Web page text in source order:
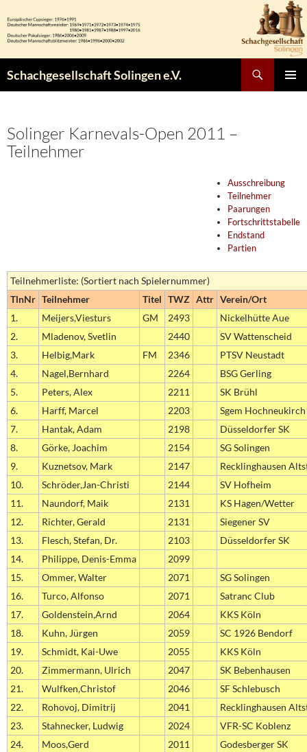
Inhalt
springen
Schachgesellschaft Solingen e.V.
Solinger Karnevals-Open 2011 –
Teilnehmer
Ausschreibung
Teilnehmer
Paarungen
Fortschrittstabelle
Endstand
Partien
Teilnehmerliste: (Sortiert nach Spielernummer)
TlnNr Teilnehmer Titel TWZ Attr Verein/Ort
1.
Meijers,Viesturs GM 2493
Nickelhütte Aue
2.
Mladenov, Svetlin 2440
SV Wattenscheid
3.
Helbig,Mark FM 2346
PTSV Neustadt
4.
Nagel,Bernhard 2264
BSG Gerling
5.
Peters, Alex 2211
SK Brühl
6.
Harff, Marcel 2203
Sgem Hochneukirch
7.
Hantak, Adam 2198
Düsseldorfer SK
8.
Görke, Joachim 2154
SG Solingen
9.
Kuznetsov, Mark 2147
Recklinghausen
10.
Schröder,Jan-Christi 2144
SV Hofheim
11.
Naundorf, Maik 2131
KS Hagen/Wetter
12.
Richter, Gerald 2131
Siegener SV
13.
Flesch, Stefan, Dr. 2103
Düsseldorfer SK
14.
Philippe, Denis-Emma
2099
15.
Ommer, Walter 2071
SG Solingen
16.
Turco, Alfonso 2071
Satranc Club
17.
Goldenstein,Arnd 2064
KKS Köln
18.
Kuhn, Jürgen 2059
SC 1926 Bendorf
19.
Schmidt, Kai-Uwe 2055
KKS Köln
20.
Zimmermann, Ulrich 2047
SK Bebenhausen
21.
Wulfken,Christof 2046
SF Schlebusch
22.
Rohovoj, Dimitrij 2041
Recklinghausen
23.
Stahnecker, Ludwig 2024
VFR-SC Koblenz
24.
Moos,Gerd 2011
Godesberger SK